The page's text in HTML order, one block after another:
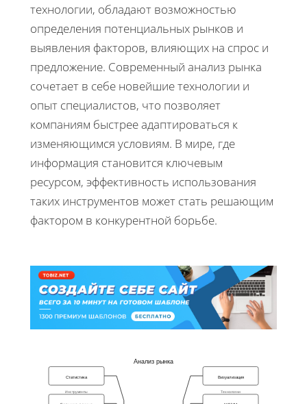
технологии, обладают возможностью
определения потенциальных рынков и
выявления факторов, влияющих на спрос и
предложение. Современный анализ рынка
сочетает в себе новейшие технологии и
опыт специалистов, что позволяет
компаниям быстрее адаптироваться к
изменяющимся условиям. В мире, где
информация становится ключевым
ресурсом, эффективность использования
таких инструментов может стать решающим
фактором в конкурентной борьбе.
Анализ рынка
Статистика Визуализация
Инструменты Технологии